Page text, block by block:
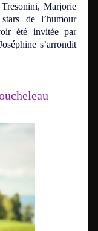
Marjorie
de l’humour
été invitée par
s’arrondit